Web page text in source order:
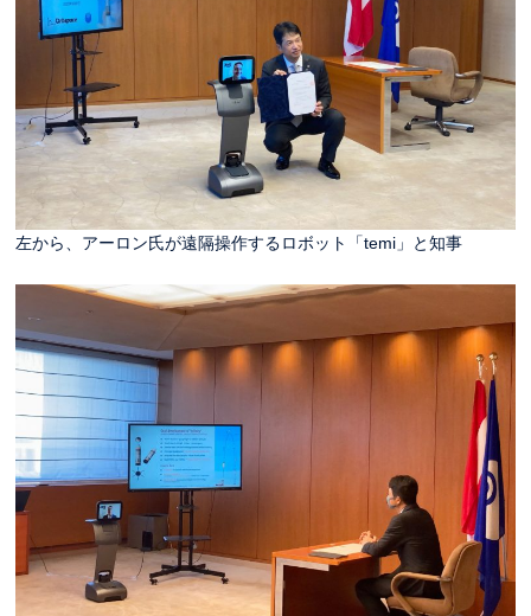
左から、アーロン氏が遠隔操作するロボット「temi」と知事